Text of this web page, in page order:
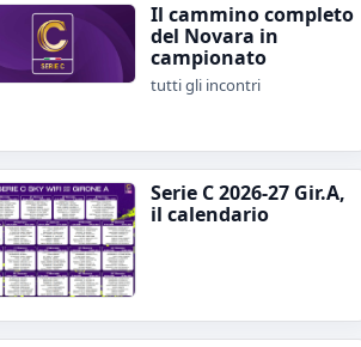
Il cammino completo
del Novara in
campionato
tutti gli incontri
Serie C 2026-27 Gir.A,
il calendario